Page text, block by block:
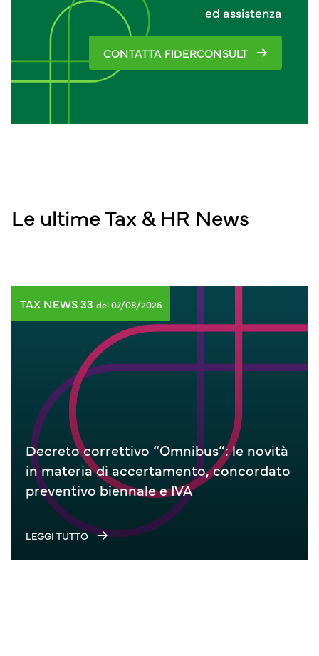
ed assistenza
CONTATTA FIDERCONSULT
Le ultime Tax & HR News
TAX NEWS 33 del 07/08/2026
Decreto correttivo “Omnibus”: le novità
in materia di accertamento, concordato
preventivo biennale e IVA
LEGGI TUTTO